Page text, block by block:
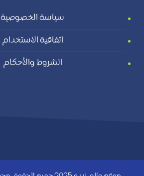
سياسة الخصوصية
اتفاقية الاستخدام
الشروط والأحكام